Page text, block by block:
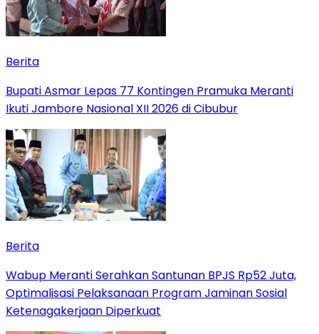
Berita
Bupati Asmar Lepas 77 Kontingen Pramuka Meranti
Ikuti Jambore Nasional XII 2026 di Cibubur
Berita
Wabup Meranti Serahkan Santunan BPJS Rp52 Juta,
Optimalisasi Pelaksanaan Program Jaminan Sosial
Ketenagakerjaan Diperkuat